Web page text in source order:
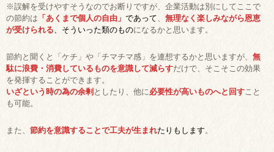
※誤解を受けやすそうなのでお断りですが、企業活動は別にしてここで
の節約は 「あくまで個人の自由」 であって、 無理なく楽しみながら恩恵
が受けられる、そういった類のものになるかと思います。
節約と聞くと「ケチ」や「チマチマ感」を連想するかと思いますが、 無
駄に浪費・消費しているものを意識して減らすだけで、そこそこの効果
を発揮することができます。
いざという時の為の余剰 としたり、他に必要性が高いものへと回すこと
も可能。
また、 節約を意識することで工夫が生まれたりもします。